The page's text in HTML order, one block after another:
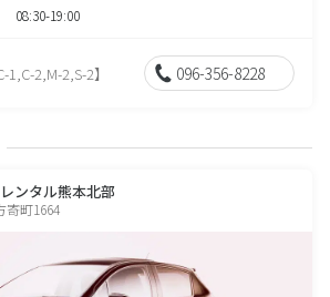
08:30-19:00
2,M-2,S-2】 096-356-8228
ンタル熊本北部
寄町1664